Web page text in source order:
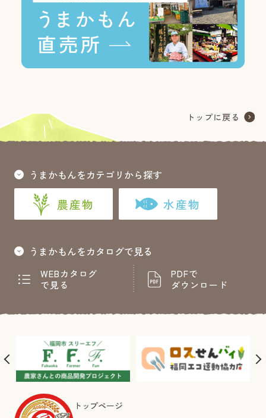
うまかもんをカテゴリから探す
農産物 水産物
うまかもんをカタログで見る
WEBカタログ
で見る
PDFで
ダウンロード
トップページ